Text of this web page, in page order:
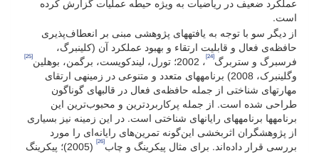
عملکرد ضعیف در ریاضیات به ویژه حیطه عملیات گزارش کرده
است.
از دیگر سو با توجه به یافته­های پژوهشی مبنی بر انعطاف‌پذیری
حافظه‌ی فعال و قابلیت ارتقاء و بهبود عملکرد آن (کلینبرگ،
فرسبرگ و ستربرگ[24] ، 2002؛ تورل، لیندکویست، برگمن، بوهلین [25]
وگلینبرک، 2008) برنامه­های متعدد و متنوعی در زمینه­ی ارتقای
مهارت­های شناختی از جمله حافظه‌ی فعال در قالب­های گوناگون
طراحی شده است. از جمله پرکاربردترین و محبوب‌ترین این
برنامه­ها برنامه­های رایانه­ای شناختی است. در این زمینه نیز بسیاری
از پژوهشگران اثربخشی این‌گونه تمرین‌های رایانه‌ای را مورد
بررسی قرار داده‌اند. برای مثال پیکرینگ و چاب[26]
(2005)؛ پیکرینگ